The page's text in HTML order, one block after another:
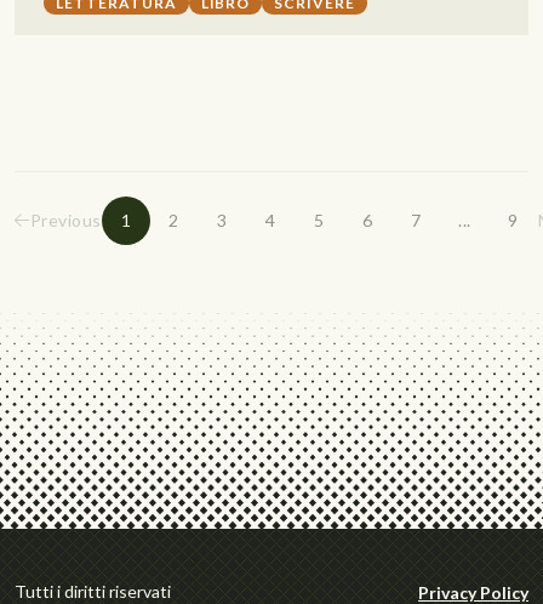
Previous 1 2 3 4 5 6 7 ... 9
Tutti i diritti riservati Privacy Policy